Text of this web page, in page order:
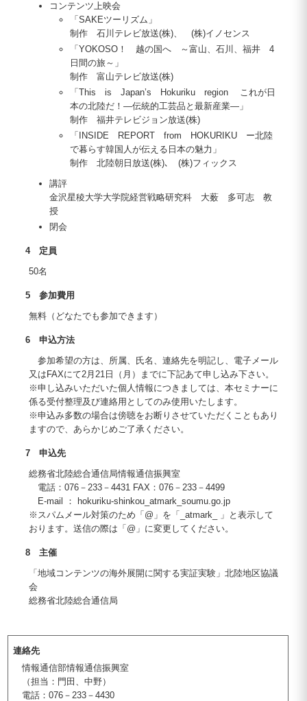
コンテンツ上映会
「SAKEツーリズム」
制作 石川テレビ放送(株)、 (株)イノセンス
「YOKOSO！ 越の国へ ～富山、石川、福井 4
日間の旅～」
制作 富山テレビ放送(株)
「This is Japan’s Hokuriku region これが日
本の北陸だ！―伝統的工芸品と最新産業―」
制作 福井テレビジョン放送(株)
「INSIDE REPORT from HOKURIKU ー北陸
で暮らす韓国人が伝える日本の魅力」
制作 北陸朝日放送(株)､ (株)フィックス
講評
金沢星稜大学大学院経営戦略研究科 大薮 多可志 教
授
閉会
4 定員
50名
5 参加費用
無料（どなたでも参加できます）
6 申込方法
参加希望の方は、所属、氏名、連絡先を明記し、電子メール
又はFAXにて2月21日（月）までに下記あて申し込み下さい。
※申し込みいただいた個人情報につきましては、本セミナーに
係る受付整理及び連絡用としてのみ使用いたします。
※申込み多数の場合は傍聴をお断りさせていただくこともあり
ますので、あらかじめご了承ください。
7 申込先
総務省北陸総合通信局情報通信振興室
電話：076－233－4431 FAX：076－233－4499
E-mail ： hokuriku-shinkou_atmark_soumu.go.jp
※スパムメール対策のため「@」を「_atmark_ 」と表示して
おります。送信の際は「@」に変更してください。
8 主催
「地域コンテンツの海外展開に関する実証実験」北陸地区協議
会
総務省北陸総合通信局
連絡先
情報通信部情報通信振興室
（担当：門田、中野）
電話：076－233－4430